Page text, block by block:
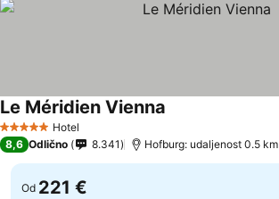
5 ZvezdiceHotel
Le Méridien Vienna
8,6 Odlično 8.341 Hofburg: udaljenost 0.5 km
Od 221 €